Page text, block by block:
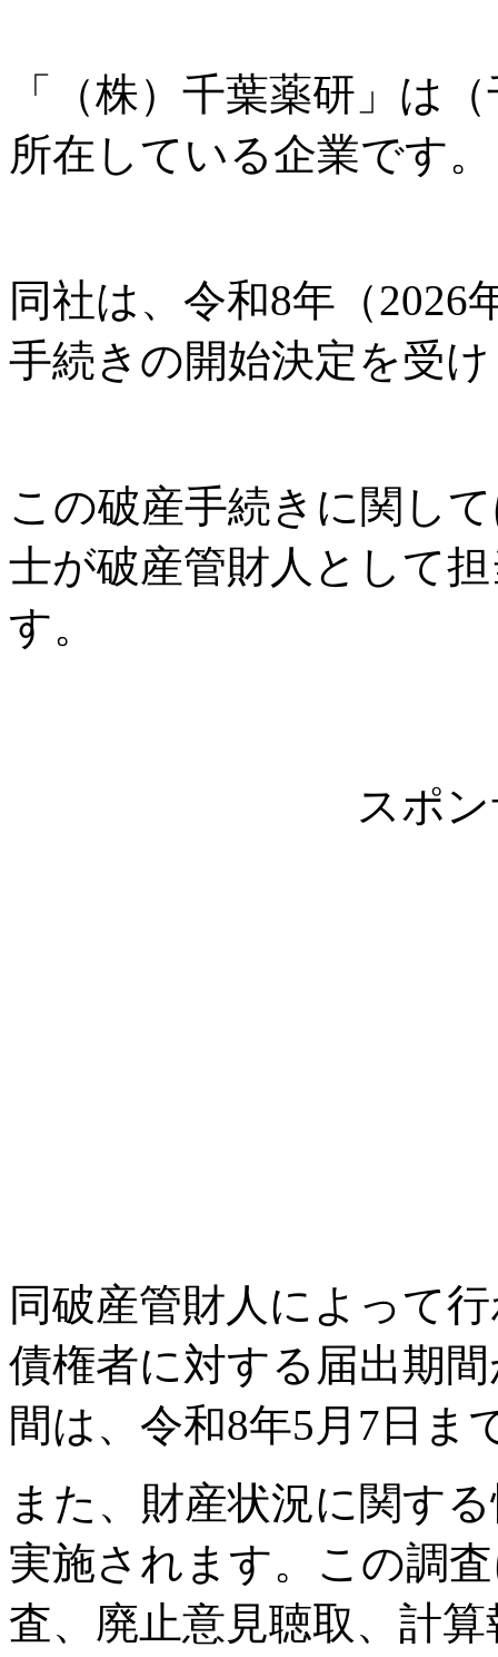
「（株）千葉薬研」は
所在している企業です。
同社は、令和8年（2026
手続きの開始決定を受
この破産手続きに関し
士が破産管財人として
す。
スポ
同破産管財人によって
債権者に対する届出期
間は、令和8年5月7日ま
また、財産状況に関す
実施されます。この調
査、廃止意見聴取、計